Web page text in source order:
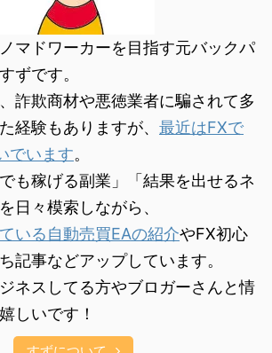
マドワーカーを目指す元バックパ
ずです。
詐欺商材や悪徳業者に騙されて多
経験もありますが、 最近はFXで
でいます。
も稼げる副業」「結果を出せるネ
日々模索しながら、
いる自動売買EAの紹介やFX初心
記事などアップしています。
ネスしてる方やブロガーさんと情
しいです！